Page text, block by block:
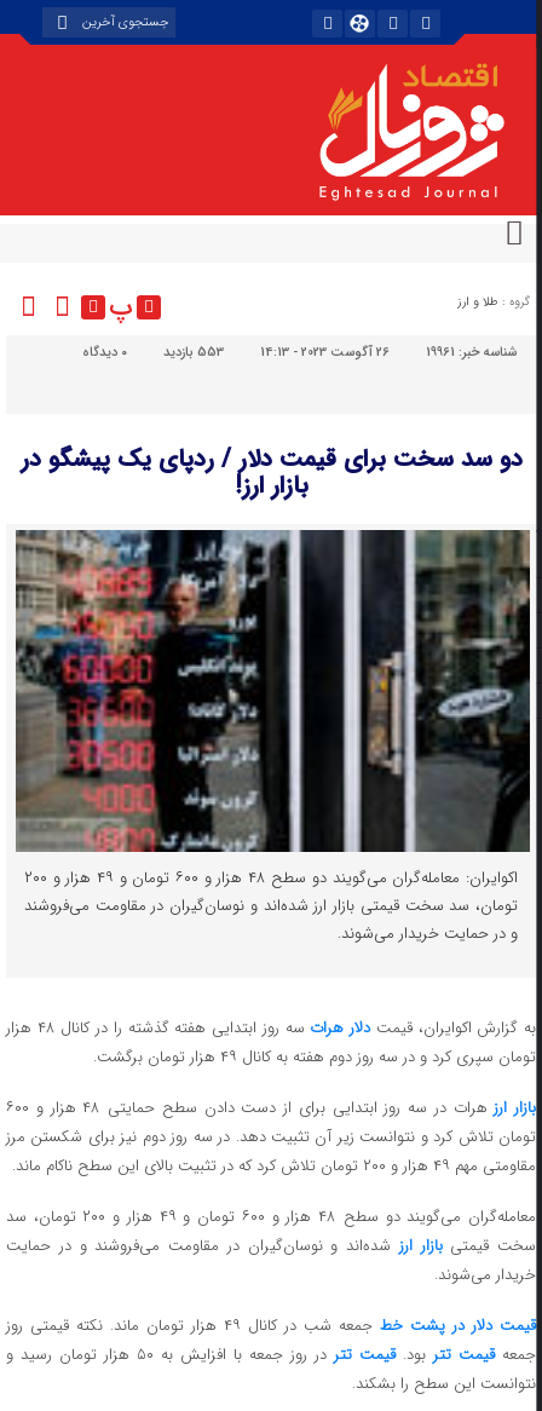
گروه : طلا و ارز پ
شناسه خبر:19961 26 آگوست 2023 - 14:13 553 بازدید دیدگاه
دو سد سخت برای قیمت دلار / ردپای یک پیشگو در
بازار ارز!
اکوایران: معامله‌گران می‌گویند دو سطح ۴۸ هزار و ۶۰۰ تومان و ۴۹ هزار و ۲۰۰
تومان، سد سخت قیمتی بازار ارز شده‌اند و نوسان‌گیران در مقاومت می‌فروشند
و در حمایت خریدار می‌شوند.
به گزارش اکوایران، قیمت دلار هرات
سه روز ابتدایی هفته گذشته را در کانال ۴۸ هزار
تومان سپری کرد و در سه روز دوم هفته به کانال ۴۹ هزار تومان برگشت.
بازار ارز
هرات در سه روز ابتدایی برای از دست دادن سطح حمایتی ۴۸ هزار و ۶۰۰
تومان تلاش کرد و نتوانست زیر آن تثبیت دهد. در سه روز دوم نیز برای شکستن مرز
مقاومتی مهم ۴۹ هزار و ۲۰۰ تومان تلاش کرد که در تثبیت بالای این سطح ناکام ماند.
معامله‌گران می‌گویند دو سطح ۴۸ هزار و ۶۰۰ تومان و ۴۹ هزار و ۲۰۰ تومان، سد
سخت قیمتی بازار ارزشده‌اند و نوسان‌گیران در مقاومت می‌فروشند و در حمایت
خریدار می‌شوند.
قیمت دلار در پشت خط
جمعه شب در کانال ۴۹ هزار تومان ماند. نکته قیمتی روز
جمعه قیمت تتربود. قیمت تتر
در روز جمعه با افزایش به ۵۰ هزار تومان رسید و
نتوانست این سطح را بشکند.